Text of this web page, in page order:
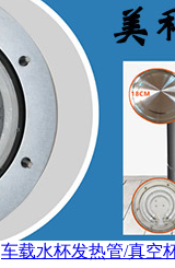
车载水杯发热管/真空